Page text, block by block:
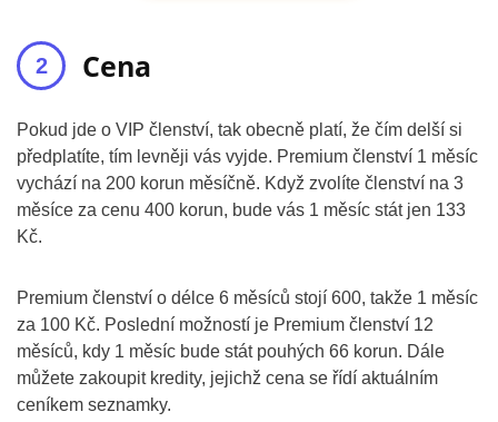
Cena
Pokud jde o VIP členství, tak obecně platí, že čím delší si
předplatíte, tím levněji vás vyjde. Premium členství 1 měsíc
vychází na 200 korun měsíčně. Když zvolíte členství na 3
měsíce za cenu 400 korun, bude vás 1 měsíc stát jen 133
Kč.
Premium členství o délce 6 měsíců stojí 600, takže 1 měsíc
za 100 Kč. Poslední možností je Premium členství 12
měsíců, kdy 1 měsíc bude stát pouhých 66 korun. Dále
můžete zakoupit kredity, jejichž cena se řídí aktuálním
ceníkem seznamky.